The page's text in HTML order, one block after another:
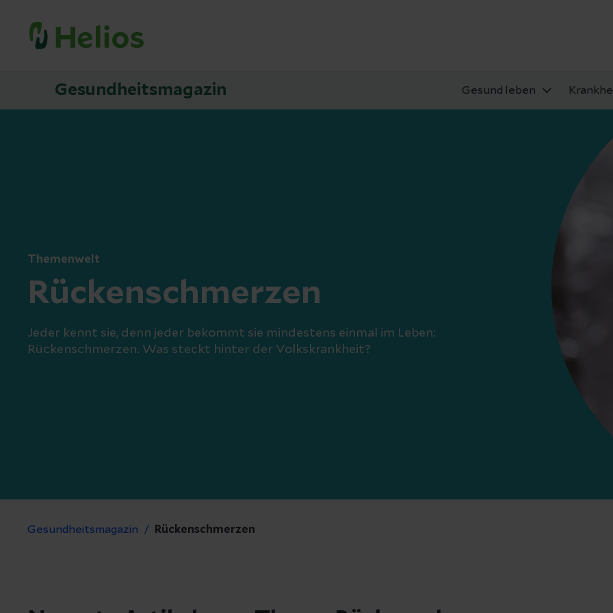
Gesundheitsmagazin Gesund leben
Themenwelt
Rückenschmerzen
Jeder kennt sie, denn jeder bekommt sie mindestens einmal im Leben:
Rückenschmerzen. Was steckt hinter der Volkskrankheit?
Gesundheitsmagazin Rückenschmerzen